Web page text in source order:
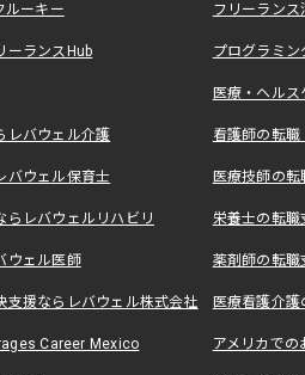
ルーキー フリーラン
ーランスHub プログラミ
医療・ヘル
レバウェル介護 看護師の転
バウェル保育士 医療技師の
らレバウェルリハビリ 栄養士の転
ウェル医師 薬剤師の転
支援ならレバウェル株式会社 医療看護介
Career Mexico アメリカで